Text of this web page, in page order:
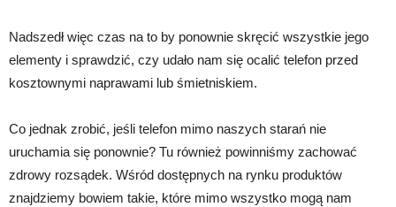
Nadszedł więc czas na to by ponownie skręcić wszystkie jego
elementy i sprawdzić, czy udało nam się ocalić telefon przed
kosztownymi naprawami lub śmietniskiem.
Co jednak zrobić, jeśli telefon mimo naszych starań nie
uruchamia się ponownie? Tu również powinniśmy zachować
zdrowy rozsądek. Wśród dostępnych na rynku produktów
znajdziemy bowiem takie, które mimo wszystko mogą nam